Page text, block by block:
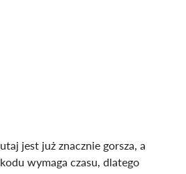
jest już znacznie gorsza, a
wymaga czasu, dlatego